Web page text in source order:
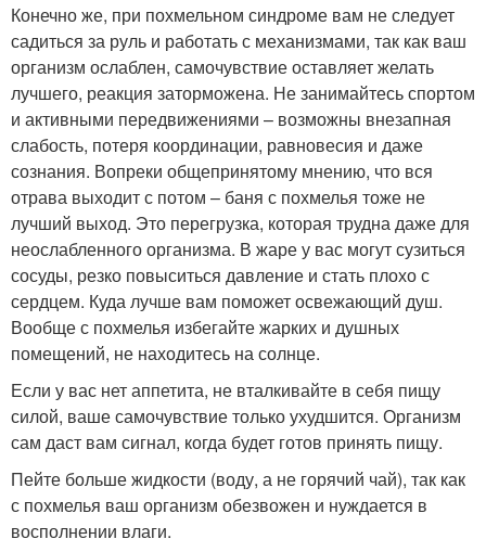
Конечно же, при похмельном синдроме вам не следует
садиться за руль и работать с механизмами, так как ваш
организм ослаблен, самочувствие оставляет желать
лучшего, реакция заторможена. Не занимайтесь спортом
и активными передвижениями – возможны внезапная
слабость, потеря координации, равновесия и даже
сознания. Вопреки общепринятому мнению, что вся
отрава выходит с потом – баня с похмелья тоже не
лучший выход. Это перегрузка, которая трудна даже для
неослабленного организма. В жаре у вас могут сузиться
сосуды, резко повыситься давление и стать плохо с
сердцем. Куда лучше вам поможет освежающий душ.
Вообще с похмелья избегайте жарких и душных
помещений, не находитесь на солнце.
Если у вас нет аппетита, не вталкивайте в себя пищу
силой, ваше самочувствие только ухудшится. Организм
сам даст вам сигнал, когда будет готов принять пищу.
Пейте больше жидкости (воду, а не горячий чай), так как
с похмелья ваш организм обезвожен и нуждается в
восполнении влаги.